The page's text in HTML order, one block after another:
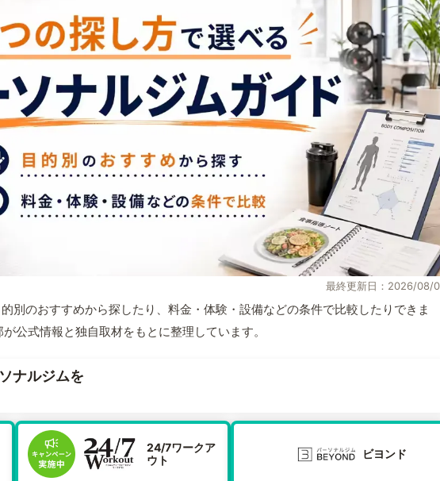
最終更新日：2026/08/
別のおすすめから探したり、料金・体験・設備などの条件で比較したりできま
公式情報と独自取材をもとに整理しています。
ナルジムを
24/7ワークア
ウト
ビヨンド